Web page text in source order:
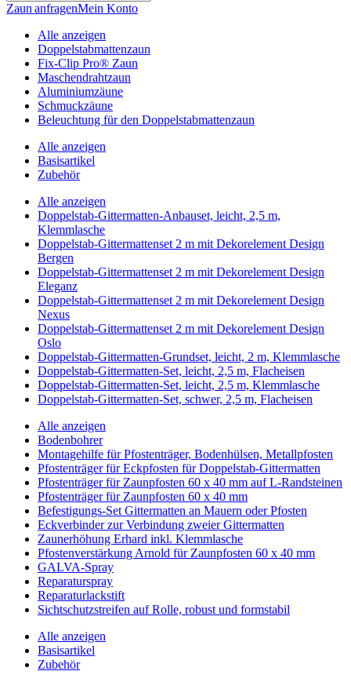
Zaun anfragenMein Konto
Alle anzeigen
Doppelstabmattenzaun
Fix-Clip Pro® Zaun
Maschendrahtzaun
Aluminiumzäune
Schmuckzäune
Beleuchtung für den Doppelstabmattenzaun
Alle anzeigen
Basisartikel
Zubehör
Alle anzeigen
Doppelstab-Gittermatten-Anbauset, leicht, 2,5 m,
Klemmlasche
Doppelstab-Gittermattenset 2 m mit Dekorelement Design
Bergen
Doppelstab-Gittermattenset 2 m mit Dekorelement Design
Eleganz
Doppelstab-Gittermattenset 2 m mit Dekorelement Design
Nexus
Doppelstab-Gittermattenset 2 m mit Dekorelement Design
Oslo
Doppelstab-Gittermatten-Grundset, leicht, 2 m, Klemmlasche
Doppelstab-Gittermatten-Set, leicht, 2,5 m, Flacheisen
Doppelstab-Gittermatten-Set, leicht, 2,5 m, Klemmlasche
Doppelstab-Gittermatten-Set, schwer, 2,5 m, Flacheisen
Alle anzeigen
Bodenbohrer
Montagehilfe für Pfostenträger, Bodenhülsen, Metallpfosten
Pfostenträger für Eckpfosten für Doppelstab-Gittermatten
Pfostenträger für Zaunpfosten 60 x 40 mm auf L-Randsteinen
Pfostenträger für Zaunpfosten 60 x 40 mm
Befestigungs-Set Gittermatten an Mauern oder Pfosten
Eckverbinder zur Verbindung zweier Gittermatten
Zaunerhöhung Erhard inkl. Klemmlasche
Pfostenverstärkung Arnold für Zaunpfosten 60 x 40 mm
GALVA-Spray
Reparaturspray
Reparaturlackstift
Sichtschutzstreifen auf Rolle, robust und formstabil
Alle anzeigen
Basisartikel
Zubehör